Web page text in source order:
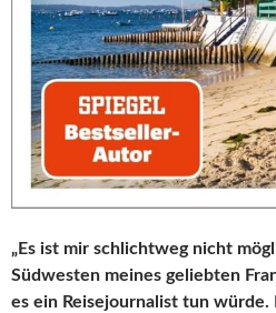
„Es ist mir schlichtweg nicht
Südwesten meines geliebten
es ein Reisejournalist tun